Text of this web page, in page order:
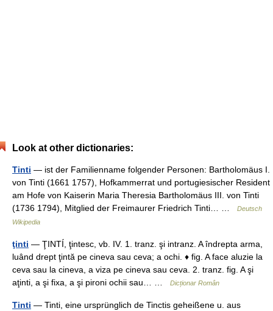
Look at other dictionaries:
Tinti — ist der Familienname folgender Personen: Bartholomäus I.
von Tinti (1661 1757), Hofkammerrat und portugiesischer Resident
am Hofe von Kaiserin Maria Theresia Bartholomäus III. von Tinti
(1736 1794), Mitglied der Freimaurer Friedrich Tinti… …
Deutsch
Wikipedia
ţinti — ŢINTÍ, ţintesc, vb. IV. 1. tranz. şi intranz. A îndrepta arma,
luând drept ţintă pe cineva sau ceva; a ochi. ♦ fig. A face aluzie la
ceva sau la cineva, a viza pe cineva sau ceva. 2. tranz. fig. A şi
aţinti, a şi fixa, a şi pironi ochii sau… …
Dicționar Român
Tinti — Tinti, eine ursprünglich de Tinctis geheißene u. aus